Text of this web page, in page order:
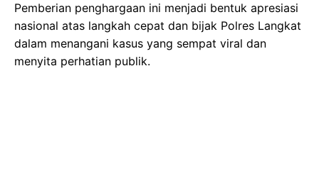
Pemberian penghargaan ini menjadi bentuk apresiasi
nasional atas langkah cepat dan bijak Polres Langkat
dalam menangani kasus yang sempat viral dan
menyita perhatian publik.